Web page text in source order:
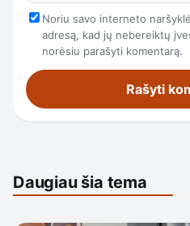
Noriu savo interneto
adresą, kad jų nebereiktų
norėsiu parašyti komentarą.
Daugiau šia tema